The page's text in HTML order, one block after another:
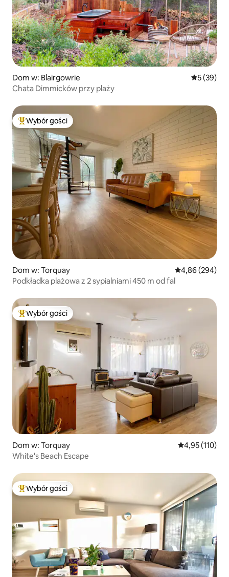
Dom w: Blairgowrie Średnia
5 (39)
Chata Dimmicków przy plaży
Najpopularniejsze z kategorii Wybór gości
Wybór gości
Dom w: Torquay Średnia
4,86 (294)
Podkładka plażowa z 2 sypialniami 450 m od fal
Najpopularniejsze z kategorii Wybór gości
Wybór gości
Dom w: Torquay Średnia
4,95 (110)
White's Beach Escape
Najpopularniejsze z kategorii Wybór gości
Wybór gości